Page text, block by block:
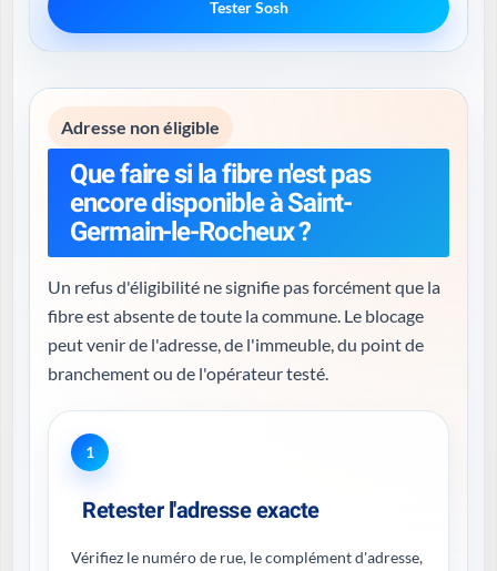
Tester Sosh
Adresse non éligible
Que faire si la fibre n'est pas
encore disponible à Saint-
Germain-le-Rocheux ?
Un refus d'éligibilité ne signifie pas forcément que la
fibre est absente de toute la commune. Le blocage
peut venir de l'adresse, de l'immeuble, du point de
branchement ou de l'opérateur testé.
1
Retester l'adresse exacte
Vérifiez le numéro de rue, le complément d'adresse,